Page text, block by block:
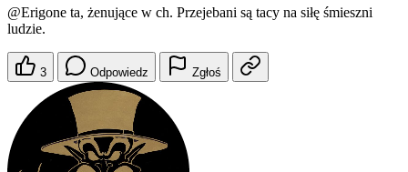
@Erigone ta, żenujące w ch. Przejebani są tacy na siłę śmieszni
ludzie.
3 Odpowiedz Zgłoś